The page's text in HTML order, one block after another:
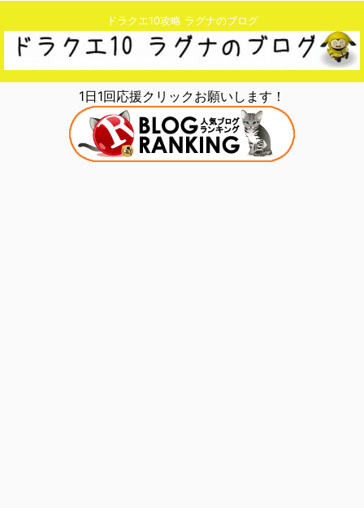
ドラクエ10攻略 ラグナのブログ
1日1回応援クリックお願いします！